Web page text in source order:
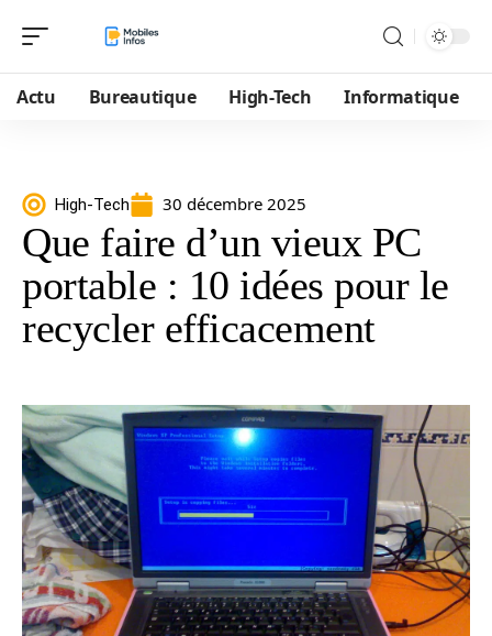
Actu Bureautique High-Tech Informatique
High-Tech 30 décembre 2025
Que faire d’un vieux PC
portable : 10 idées pour le
recycler efficacement